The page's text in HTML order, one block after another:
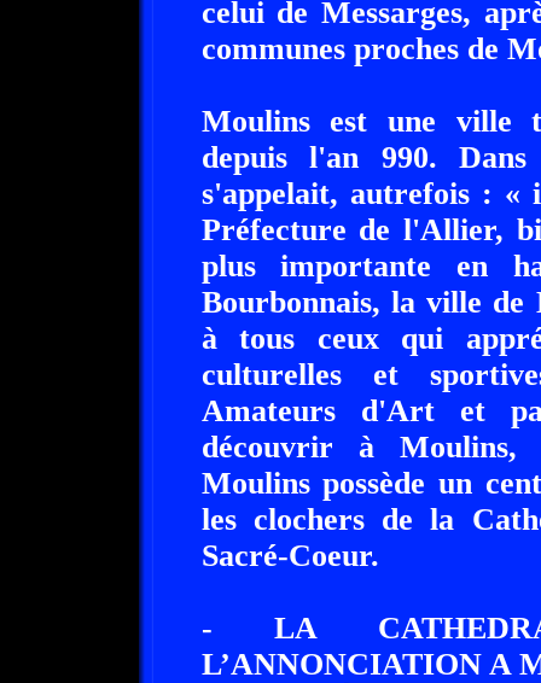
celui de Messarges,
communes proches de
Moulins est une ville
depuis l'an 990.
s'appelait, autrefois : «
Préfecture de l'Allier,
plus importante en
Bourbonnais, la ville
à tous ceux qui
culturelles et
Amateurs d'Art et
découvrir à Moulins,
Moulins possède un
les clochers de la
Sacré-Coeur.
- LA
L’ANNONCIATION A